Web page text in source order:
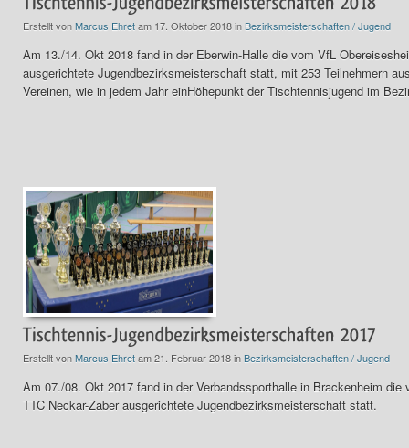
Erstellt vonMarcus Ehretam 17. Oktober 2018 inBezirksmeisterschaften / Jugend
Am 13./14. Okt 2018 fand in der Eberwin-Halle die vom VfL
ausgerichtete Jugendbezirksmeisterschaft statt, mit 253 Teilnehmern
Vereinen, wie in jedem Jahr einHöhepunkt der Tischtennisjugend im
Erstellt vonMarcus Ehretam 21. Februar 2018 inBezirksmeisterschaften / Jugend
Am 07./08. Okt 2017 fand in der Verbandssporthalle in Brackenheim die
TTC Neckar-Zaber ausgerichtete Jugendbezirksmeisterschaft statt.